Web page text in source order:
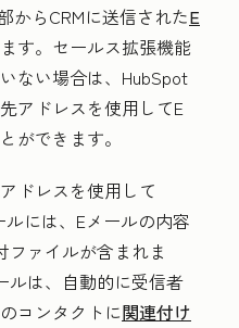
からCRMに送信されたE
す。セールス拡張機能
ない場合は、HubSpot
アドレスを使用してE
ができます。
ドレスを使用して
には、Eメールの内容
ファイルが含まれま
ルは、自動的に受信者
コンタクトに関連付け